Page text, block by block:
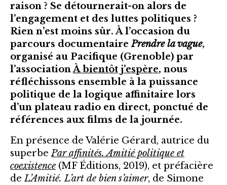
raison ? Se détournerait-on alors de
l’engagement et des luttes politiques ?
Rien n’est moins sûr. À l’occasion du
parcours documentairePrendre la vague,
organisé au Pacifique (Grenoble) par
l’associationÀ bientôt j’espère, nous
réfléchissons ensemble à la puissance
politique de la logique affinitaire lors
d’un plateau radio en direct, ponctué de
références aux films de la journée.
En présence de Valérie Gérard, autrice du
superbePar affinités. Amitié politique et
coexistence (MF Éditions, 2019), et préfacière
deL’Amitié. L’art de bien s’aimer, de Simone